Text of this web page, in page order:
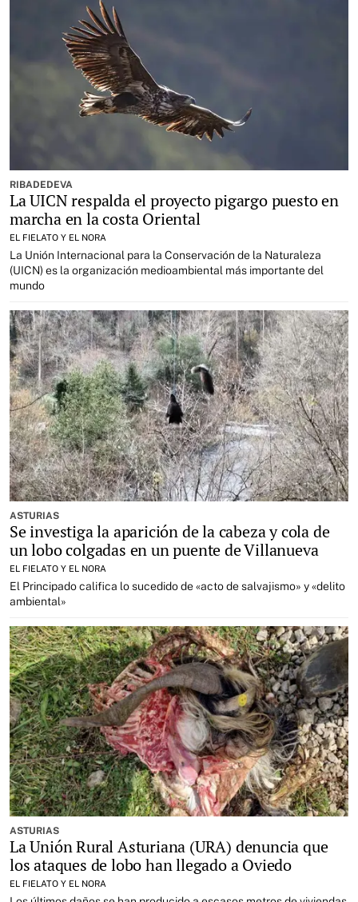
RIBADEDEVA
La UICN respalda el proyecto pigargo puesto en
marcha en la costa Oriental
EL FIELATO Y EL NORA
La Unión Internacional para la Conservación de la Naturaleza
(UICN) es la organización medioambiental más importante del
mundo
ASTURIAS
Se investiga la aparición de la cabeza y cola de
un lobo colgadas en un puente de Villanueva
EL FIELATO Y EL NORA
El Principado califica lo sucedido de «acto de salvajismo» y «delito
ambiental»
ASTURIAS
La Unión Rural Asturiana (URA) denuncia que
los ataques de lobo han llegado a Oviedo
EL FIELATO Y EL NORA